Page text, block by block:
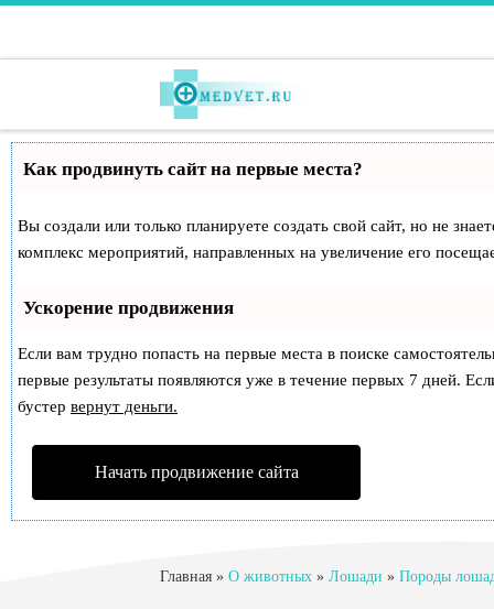
Как продвинуть сайт на первые места?
Вы создали или только планируете создать свой сайт, но не
комплекс мероприятий, направленных на увеличение его
Ускорение продвижения
Если вам трудно попасть на первые места в поиске
первые результаты появляются уже в течение первых 7 дней.
бустер вернут деньги.
Начать продвижение сайта
Главная » О животных » Лошади » Породы